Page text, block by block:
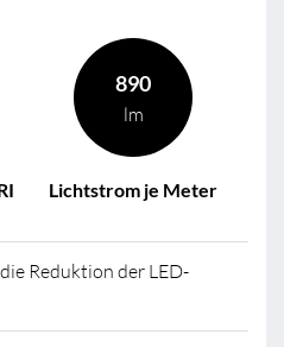
890
lm
Lichtstrom je Meter
Reduktion der LED-